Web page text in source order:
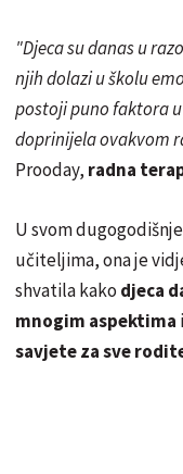
"Djeca su danas u
njih dolazi u školu
postoji puno faktora
doprinijela ovakvom
Prooday, radna
U svom
učiteljima, ona je
shvatila kako djeca
mnogim aspektima
savjete za sve